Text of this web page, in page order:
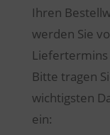
Ihren
werden Sie
Bitte tragen
wichtigsten
ein: